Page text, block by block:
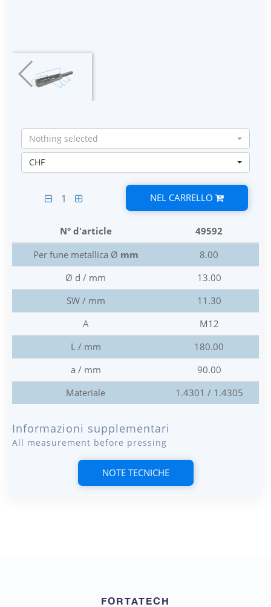
Nothing selected
CHF
1 NEL CARRELLO
N° d'article
49592
Per fune metallica Ø mm
8.00
Ø d / mm
13.00
SW / mm
11.30
A
M12
L / mm
180.00
a / mm
90.00
Materiale
1.4301 / 1.4305
Informazioni supplementari
All measurement before pressing
NOTE TECNICHE
FORTATECH